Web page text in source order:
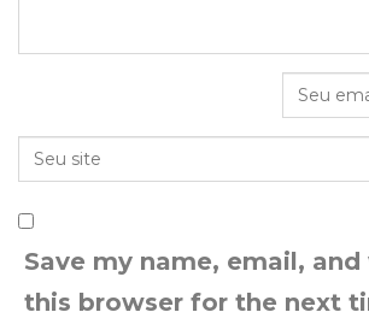
Save my name, email,
this browser for the next